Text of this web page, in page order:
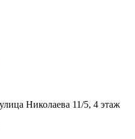
Николаева 11/5, 4 этаж